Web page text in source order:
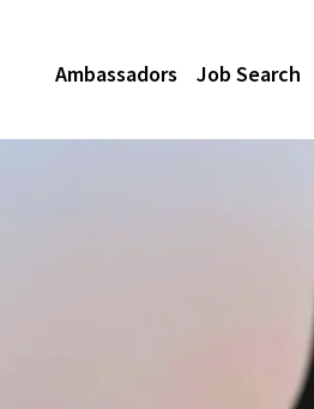
Ambassadors Job Search